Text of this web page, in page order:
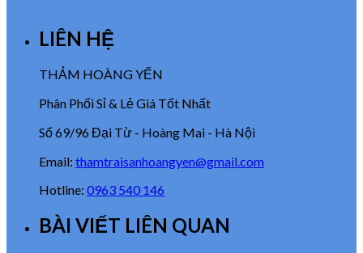
LIÊN HỆ
THẢM HOÀNG YẾN
Phân Phối Sỉ & Lẻ Giá Tốt Nhất
Số 69/96 Đại Từ - Hoàng Mai - Hà Nội
Email: thamtraisanhoangyen@gmail.com
Hotline: 0963 540 146
BÀI VIẾT LIÊN QUAN